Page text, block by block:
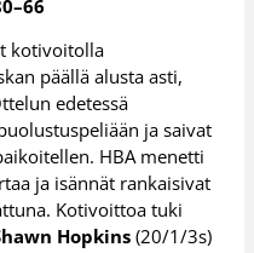
kotivoitolla
päällä alusta asti,
edetessä
ja saivat
HBA menetti
ja isännät rankaisivat
Kotivoittoa tuki
Hopkins(20/1/3s)